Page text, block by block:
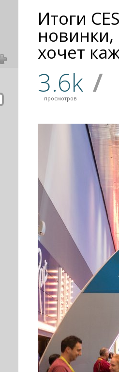
Итоги
хочет
3.6k
просмотров /